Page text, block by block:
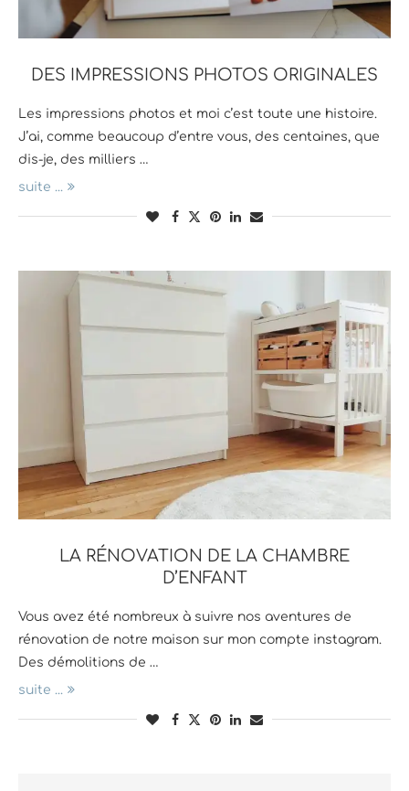
DES IMPRESSIONS PHOTOS ORIGINALES
Les impressions photos et moi c’est toute une histoire.
J’ai, comme beaucoup d’entre vous, des centaines, que
dis-je, des milliers …
suite ...
LA RÉNOVATION DE LA CHAMBRE
D’ENFANT
Vous avez été nombreux à suivre nos aventures de
rénovation de notre maison sur mon compte instagram.
Des démolitions de …
suite ...